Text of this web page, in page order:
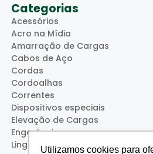
Utilizamos cookies para
Categorias
Acessórios
Acro na Mídia
Amarração de Cargas
Cabos de Aço
Cordas
Cordoalhas
Correntes
Dispositivos especiais
Elevação de Cargas
Engenharia
Lingas